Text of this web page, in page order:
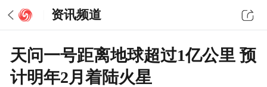
资讯频道
天问一号距离地球超过1亿公里 预
计明年2月着陆火星